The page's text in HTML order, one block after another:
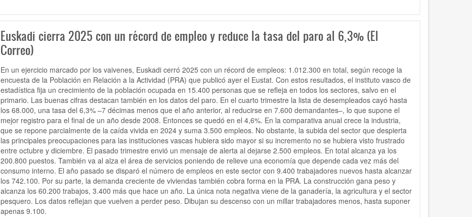
Euskadi cierra 2025 con un récord de empleo y reduce la tasa del paro al 6,3% (El
Correo)
En un ejercicio marcado por los vaivenes, Euskadi cerró 2025 con un récord de empleos: 1.012.300 en total, según recoge la
encuesta de la Población en Relación a la Actividad (PRA) que publicó ayer el Eustat. Con estos resultados, el instituto vasco de
estadística fija un crecimiento de la población ocupada en 15.400 personas que se refleja en todos los sectores, salvo en el
primario. Las buenas cifras destacan también en los datos del paro. En el cuarto trimestre la lista de desempleados cayó hasta
los 68.000, una tasa del 6,3% –7 décimas menos que el año anterior, al reducirse en 7.600 demandantes–, lo que supone el
mejor registro para el final de un año desde 2008. Entonces se quedó en el 4,6%. En la comparativa anual crece la industria,
que se repone parcialmente de la caída vivida en 2024 y suma 3.500 empleos. No obstante, la subida del sector que despierta
las principales preocupaciones para las instituciones vascas hubiera sido mayor si su incremento no se hubiera visto frustrado
entre octubre y diciembre. El pasado trimestre envió un mensaje de alerta al dejarse 2.500 empleos. En total alcanza ya los
200.800 puestos. También va al alza el área de servicios poniendo de relieve una economía que depende cada vez más del
consumo interno. El año pasado se disparó el número de empleos en este sector con 9.400 trabajadores nuevos hasta alcanzar
los 742.100. Por su parte, la demanda creciente de viviendas también cobra forma en la PRA. La construcción gana peso y
alcanza los 60.200 trabajos, 3.400 más que hace un año. La única nota negativa viene de la ganadería, la agricultura y el sector
pesquero. Los datos reflejan que vuelven a perder peso. Dibujan su descenso con un millar trabajadores menos, hasta suponer
apenas 9.100.